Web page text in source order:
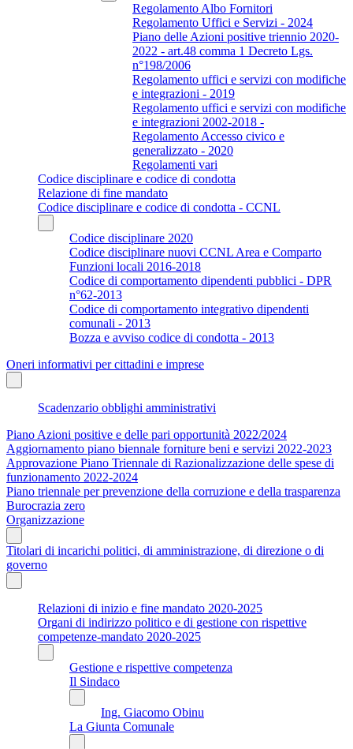
Regolamento Albo Fornitori
Regolamento Uffici e Servizi - 2024
Piano delle Azioni positive triennio 2020-
2022 - art.48 comma 1 Decreto Lgs.
n°198/2006
Regolamento uffici e servizi con modifiche
e integrazioni - 2019
Regolamento uffici e servizi con modifiche
e integrazioni 2002-2018 -
Regolamento Accesso civico e
generalizzato - 2020
Regolamenti vari
Codice disciplinare e codice di condotta
Relazione di fine mandato
Codice disciplinare e codice di condotta - CCNL
Codice disciplinare 2020
Codice disciplinare nuovi CCNL Area e Comparto
Funzioni locali 2016-2018
Codice di comportamento dipendenti pubblici - DPR
n°62-2013
Codice di comportamento integrativo dipendenti
comunali - 2013
Bozza e avviso codice di condotta - 2013
Oneri informativi per cittadini e imprese
Scadenzario obblighi amministrativi
Piano Azioni positive e delle pari opportunità 2022/2024
Aggiornamento piano biennale forniture beni e servizi 2022-2023
Approvazione Piano Triennale di Razionalizzazione delle spese di
funzionamento 2022-2024
Piano triennale per prevenzione della corruzione e della trasparenza
Burocrazia zero
Organizzazione
Titolari di incarichi politici, di amministrazione, di direzione o di
governo
Relazioni di inizio e fine mandato 2020-2025
Organi di indirizzo politico e di gestione con rispettive
competenze-mandato 2020-2025
Gestione e rispettive competenza
Il Sindaco
Ing. Giacomo Obinu
La Giunta Comunale